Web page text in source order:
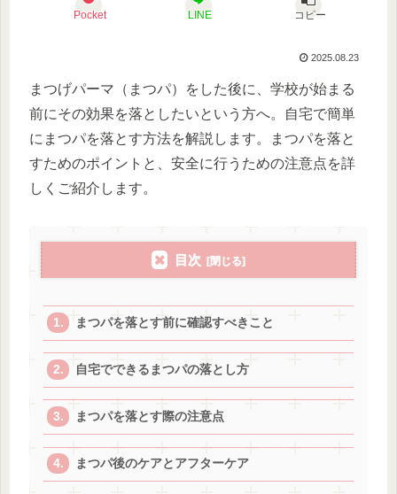
Pocket LINE コピー
2025.08.23
まつげパーマ（まつパ）をした後に、学校が始まる
前にその効果を落としたいという方へ。自宅で簡単
にまつパを落とす方法を解説します。まつパを落と
すためのポイントと、安全に行うための注意点を詳
しくご紹介します。
目次
まつパを落とす前に確認すべきこと
自宅でできるまつパの落とし方
まつパを落とす際の注意点
まつパ後のケアとアフターケア